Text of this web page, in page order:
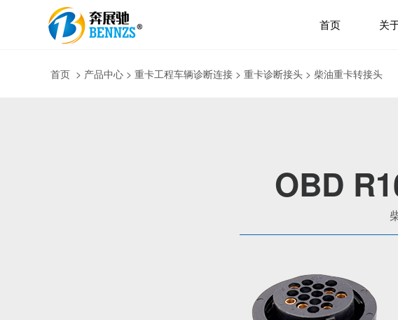
首页 关
首页 > 产品中心 > 重卡工程车辆诊断连接 > 重卡诊断接头 > 柴油重卡转接头
OBD